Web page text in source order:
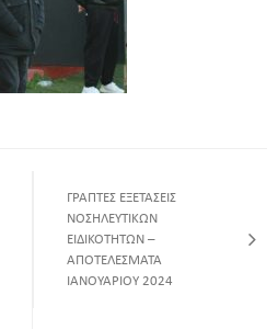
ΓΡΑΠΤΕΣ ΕΞΕΤΑΣΕΙΣ
ΝΟΣΗΛΕΥΤΙΚΩΝ
ΕΙΔΙΚΟΤΗΤΩΝ –
ΑΠΟΤΕΛΕΣΜΑΤΑ
ΙΑΝΟΥΑΡΙΟΥ 2024